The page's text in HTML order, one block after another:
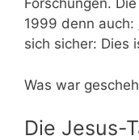
Forschungen.
1999 denn auch:
sich sicher: Dies
Was war
Die Jesus-